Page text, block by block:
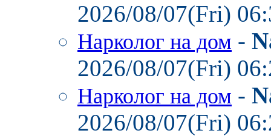
2026/08/07(Fri)
Нарколог на дом -
2026/08/07(Fri)
Нарколог на дом -
2026/08/07(Fri)